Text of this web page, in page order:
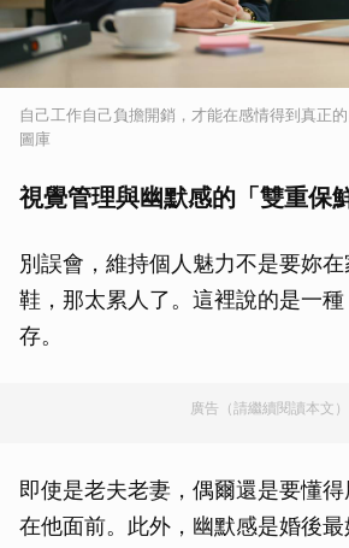
自己工作自己負擔開銷，才能在感情得到真正
圖庫
視覺管理與幽默感的「雙重保
別誤會，維持個人魅力不是要妳
鞋，那太累人了。這裡說的是一
存。
廣告（請繼續閱讀本文）
即使是老夫老妻，偶爾還是要懂
在他面前。此外，幽默感是婚後